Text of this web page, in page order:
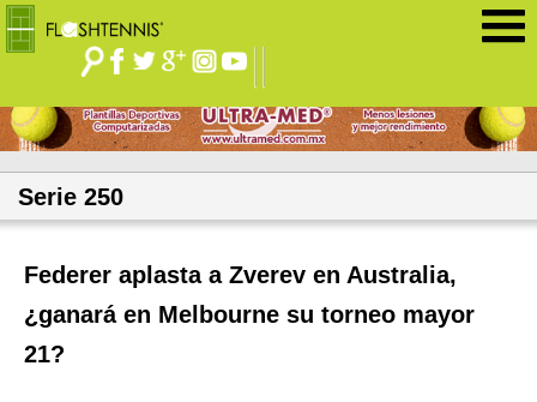
Serie 250
Federer aplasta a Zverev en Australia,
¿ganará en Melbourne su torneo mayor
21?